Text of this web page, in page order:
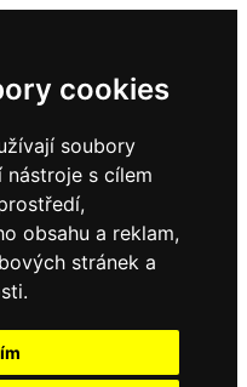
cookies
soubory
s cílem
obsahu a reklam,
stránek a